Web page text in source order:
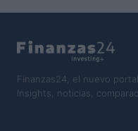
Finanzas24, el nuevo
Insights, noticias,